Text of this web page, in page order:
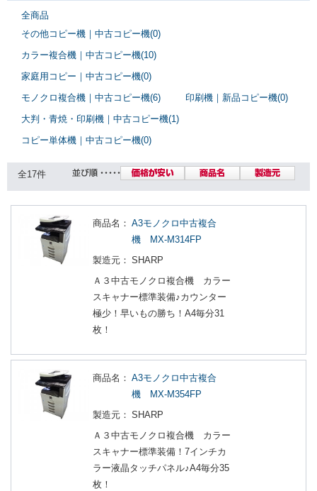
全商品
その他コピー機｜中古コピー機(0)
カラー複合機｜中古コピー機(10)
家庭用コピー｜中古コピー機(0)
モノクロ複合機｜中古コピー機(6)
印刷機｜新品コピー機(0)
大判・青焼・印刷機｜中古コピー機(1)
コピー単体機｜中古コピー機(0)
全17件
商品名： A3モノクロ中古複合
機 MX-M314FP
製造元： SHARP
Ａ３中古モノクロ複合機 カラー
スキャナー標準装備♪カウンター
極少！早いもの勝ち！A4毎分31
枚！
商品名： A3モノクロ中古複合
機 MX-M354FP
製造元： SHARP
Ａ３中古モノクロ複合機 カラー
スキャナー標準装備！7インチカ
ラー液晶タッチパネル♪A4毎分35
枚！